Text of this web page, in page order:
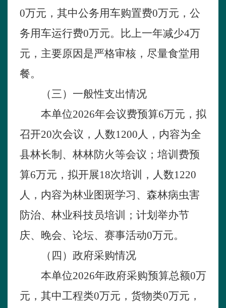
0万元，其中公务用车购置费0万元，公
务用车运行费0万元。比上一年减少4万
元，主要原因是严格审核，尽量食堂用
餐。
（三）一般性支出情况
本单位2026年会议费预算6万元，拟
召开20次会议，人数1200人，内容为全
县林长制、林林防火等会议 ；培训费预
算6万元，拟开展18次培训，人数1220
人，内容为林业图斑学习 、 森林病虫害
防治、 林业科技 员培训
；计划举办节
庆、晚会、论坛、赛事活动0万元。
（ 四 ）政府采购情况
本单位2026年政府采购预算总额0万
元，其中工程类0万元，货物类0万元，